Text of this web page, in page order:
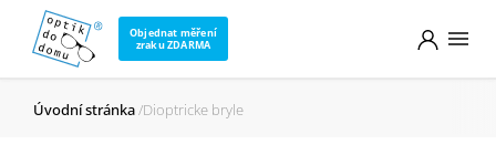
Objednat měření
zraku ZDARMA
Úvodní stránka Dioptricke bryle